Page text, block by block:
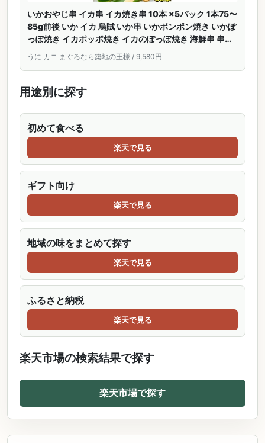
いかおやじ串 イカ串 イカ焼き串 10本 ×5パック 1本75〜
85g前後 いか イカ 烏賊 いか串 いかポンポン焼き いかぽ
っぽ焼き イカポッポ焼き イカのぽっぽ焼き 海鮮串 串揚
げ 串焼き バーベキュー BBQ おでん 学園祭 お祭り 築地
市場 豊洲市場
うに カニ まぐろなら築地の王様 / 9,580円
用途別に探す
初めて食べる
楽天で見る
ギフト向け
楽天で見る
地域の味をまとめて探す
楽天で見る
ふるさと納税
楽天で見る
楽天市場の検索結果で探す
楽天市場で探す